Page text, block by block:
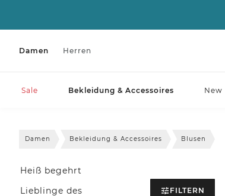
Damen Herren
Sale Bekleidung & Accessoires New
Damen Bekleidung & Accessoires Blusen
Heiß begehrt
Lieblinge des
FILTERN